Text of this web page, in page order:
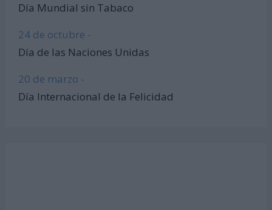
Día Mundial sin Tabaco
24 de octubre -
Día de las Naciones Unidas
20 de marzo -
Día Internacional de la Felicidad